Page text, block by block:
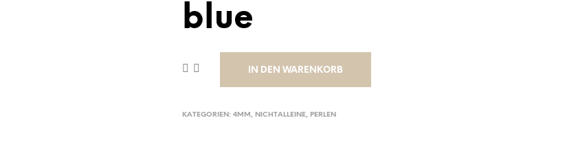
blue
IN DEN WARENKORB
KATEGORIEN:4MM , NICHTALLEINE, PERLEN